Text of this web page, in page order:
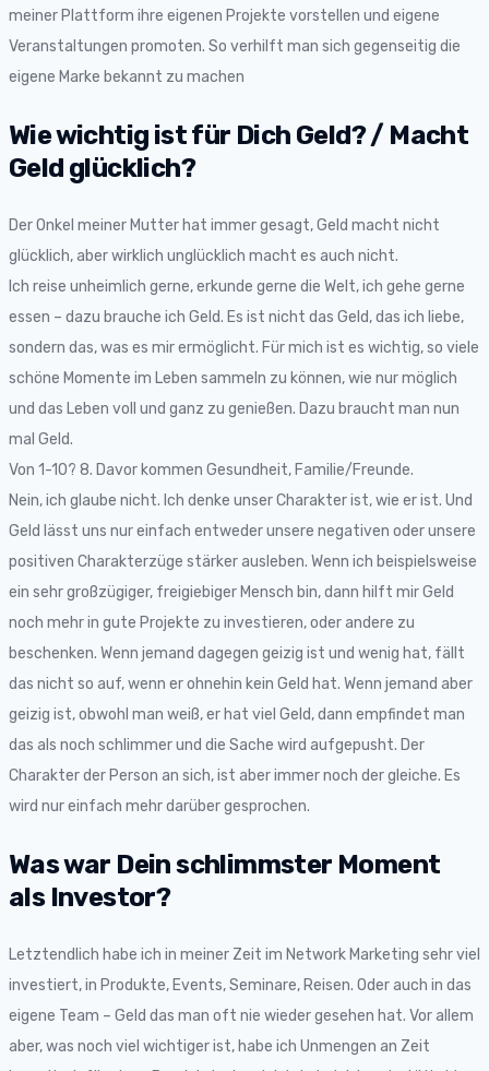
meiner Plattform ihre eigenen Projekte vorstellen und eigene
Veranstaltungen promoten. So verhilft man sich gegenseitig die
eigene Marke bekannt zu machen
Wie wichtig ist für Dich Geld? / Macht
Geld glücklich?
Der Onkel meiner Mutter hat immer gesagt, Geld macht nicht
glücklich, aber wirklich unglücklich macht es auch nicht.
Ich reise unheimlich gerne, erkunde gerne die Welt, ich gehe gerne
essen – dazu brauche ich Geld. Es ist nicht das Geld, das ich liebe,
sondern das, was es mir ermöglicht. Für mich ist es wichtig, so viele
schöne Momente im Leben sammeln zu können, wie nur möglich
und das Leben voll und ganz zu genießen. Dazu braucht man nun
mal Geld.
Von 1-10? 8. Davor kommen Gesundheit, Familie/Freunde.
Nein, ich glaube nicht. Ich denke unser Charakter ist, wie er ist. Und
Geld lässt uns nur einfach entweder unsere negativen oder unsere
positiven Charakterzüge stärker ausleben. Wenn ich beispielsweise
ein sehr großzügiger, freigiebiger Mensch bin, dann hilft mir Geld
noch mehr in gute Projekte zu investieren, oder andere zu
beschenken. Wenn jemand dagegen geizig ist und wenig hat, fällt
das nicht so auf, wenn er ohnehin kein Geld hat. Wenn jemand aber
geizig ist, obwohl man weiß, er hat viel Geld, dann empfindet man
das als noch schlimmer und die Sache wird aufgepusht. Der
Charakter der Person an sich, ist aber immer noch der gleiche. Es
wird nur einfach mehr darüber gesprochen.
Was war Dein schlimmster Moment
als Investor?
Letztendlich habe ich in meiner Zeit im Network Marketing sehr viel
investiert, in Produkte, Events, Seminare, Reisen. Oder auch in das
eigene Team – Geld das man oft nie wieder gesehen hat. Vor allem
aber, was noch viel wichtiger ist, habe ich Unmengen an Zeit